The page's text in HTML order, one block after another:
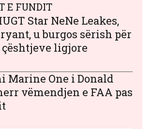
E FUNDIT
Star NeNe Leakes,
u burgos sërish për
ligjore
Marine One i Donald
vëmendjen e FAA pas